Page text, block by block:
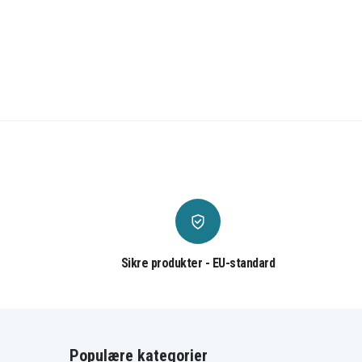
Sikre produkter - EU-standard
Populære kategorier